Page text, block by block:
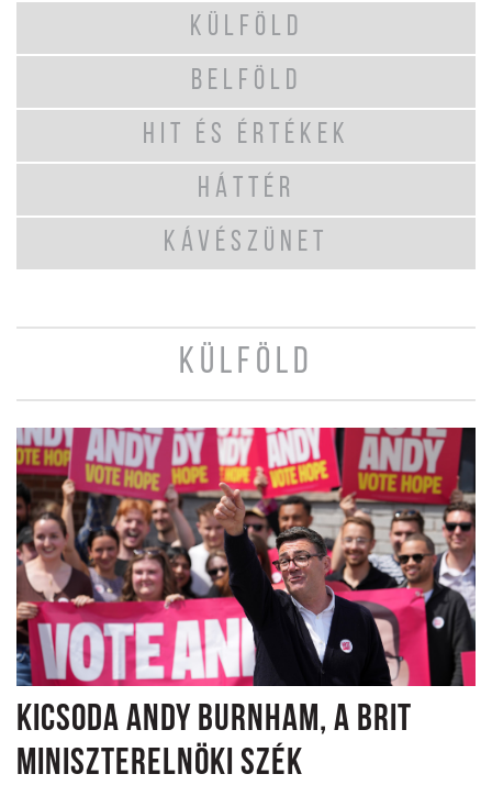
KÜLFÖLD
BELFÖLD
HIT ÉS ÉRTÉKEK
HÁTTÉR
KÁVÉSZÜNET
KÜLFÖLD
KICSODA ANDY BURNHAM, A BRIT
MINISZTERELNÖKI SZÉK